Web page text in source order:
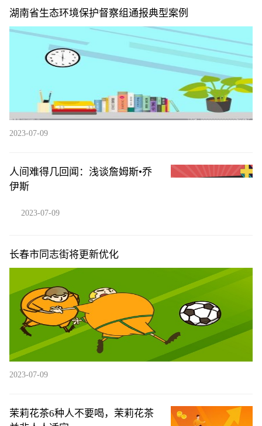
湖南省生态环境保护督察组通报典型案例
2023-07-09
人间难得几回闻：浅谈詹姆斯•乔
伊斯
2023-07-09
长春市同志街将更新优化
2023-07-09
茉莉花茶6种人不要喝，茉莉花茶